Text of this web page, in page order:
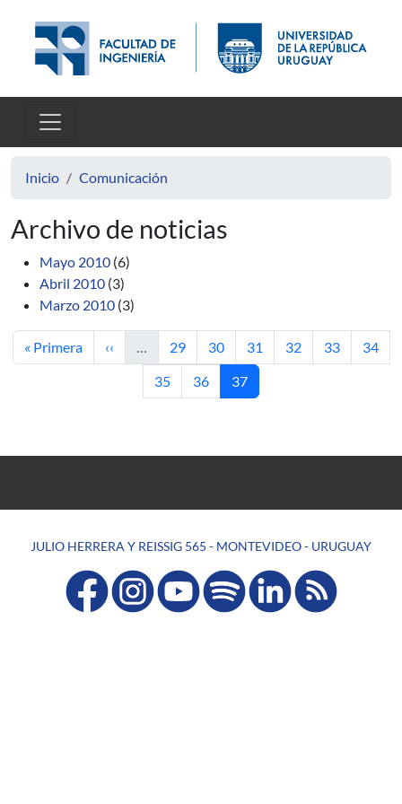
Inicio Comunicación
Archivo de noticias
Mayo 2010 (6)
Abril 2010 (3)
Marzo 2010 (3)
Primera página
« Primera Página anterior
‹‹ … Página
29 Página
30 Página
31 Página
32 Página
33
34
Página
35 Página
36 Página actual
37
JULIO HERRERA Y REISSIG 565 - MONTEVIDEO - URUGUAY